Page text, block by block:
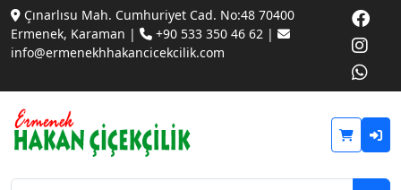
Çınarlısu Mah. Cumhuriyet Cad. No:48 70400
Ermenek, Karaman |
+90 533 350 46 62 |
info@ermenekhhakancicekcilik.com